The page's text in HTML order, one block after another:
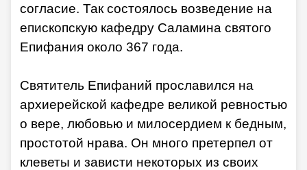
согласие. Так состоялось возведение на
епископскую кафедру Саламина святого
Епифания около 367 года.
Святитель Епифаний прославился на
архиерейской кафедре великой ревностью
о вере, любовью и милосердием к бедным,
простотой нрава. Он много претерпел от
клеветы и зависти некоторых из своих